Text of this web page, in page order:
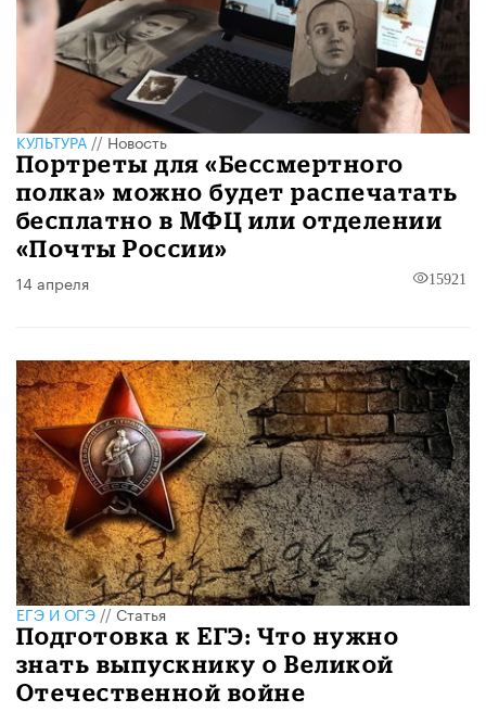
КУЛЬТУРА//Новость
Портреты для «Бессмертного
полка» можно будет распечатать
бесплатно в МФЦ или отделении
«Почты России»
14 апреля 15921
ЕГЭ И ОГЭ//Статья
Подготовка к ЕГЭ: Что нужно
знать выпускнику о Великой
Отечественной войне